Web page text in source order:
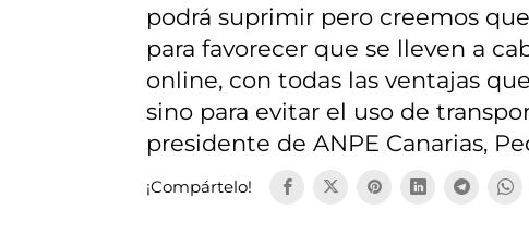
podrá suprimir pero creemos
para favorecer que se lleven a
online, con todas las ventajas
sino para evitar el uso de
presidente de ANPE Canarias,
¡Compártelo!